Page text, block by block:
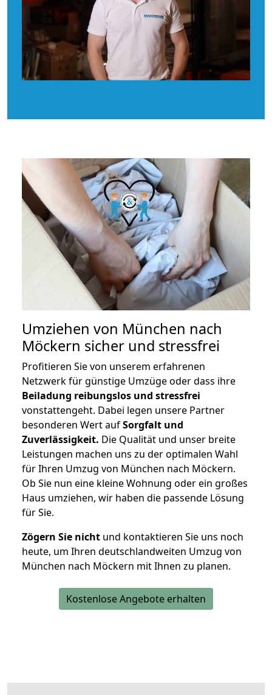
Umziehen von München nach
Möckern sicher und stressfrei
Profitieren Sie von unserem erfahrenen
Netzwerk für günstige Umzüge oder dass ihre
Beiladung reibungslos und stressfrei
vonstattengeht. Dabei legen unsere Partner
besonderen Wert aufSorgfalt und
Zuverlässigkeit. Die Qualität und unser breite
Leistungen machen uns zu der optimalen Wahl
für Ihren Umzug von München nach Möckern.
Ob Sie nun eine kleine Wohnung oder ein großes
Haus umziehen, wir haben die passende Lösung
für Sie.
Zögern Sie nicht und kontaktieren Sie uns noch
heute, um Ihren deutschlandweiten Umzug von
München nach Möckern mit Ihnen zu planen.
Kostenlose Angebote erhalten